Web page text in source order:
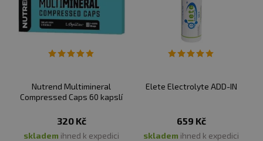
Nutrend Multimineral
Compressed Caps 60 kapslí
320 Kč
skladem ihned k expedici
Elete Electrolyte ADD-IN
659 Kč
skladem ihned k expedici